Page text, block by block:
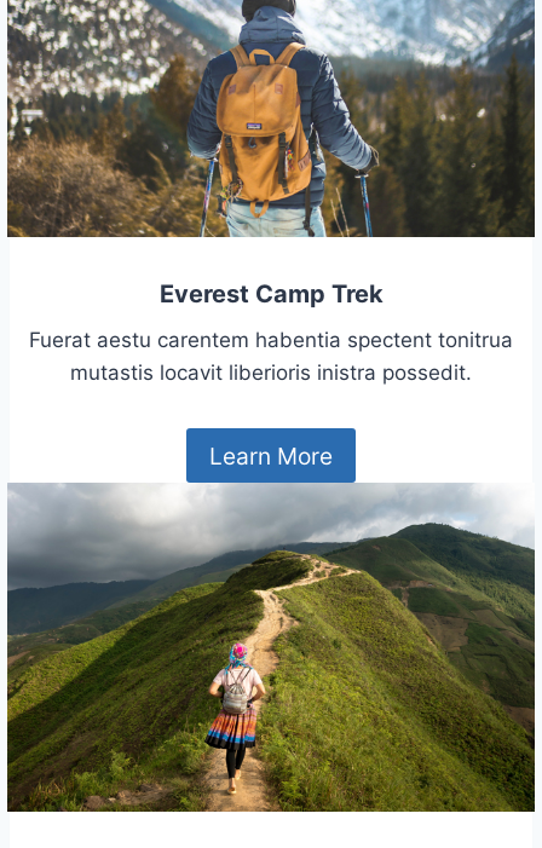
Everest Camp Trek
Fuerat aestu carentem habentia spectent tonitrua
mutastis locavit liberioris inistra possedit.
Learn More